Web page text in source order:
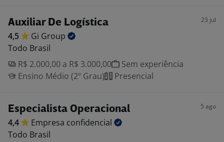
Auxiliar De Logística 23 jul
4,5 Gi Group
Todo Brasil
R$ 2.000,00 a R$ 3.000,00
Sem experiência
Ensino Médio (2º Grau)
Presencial
Especialista Operacional 5 ago
4,4 Empresa confidencial
Todo Brasil